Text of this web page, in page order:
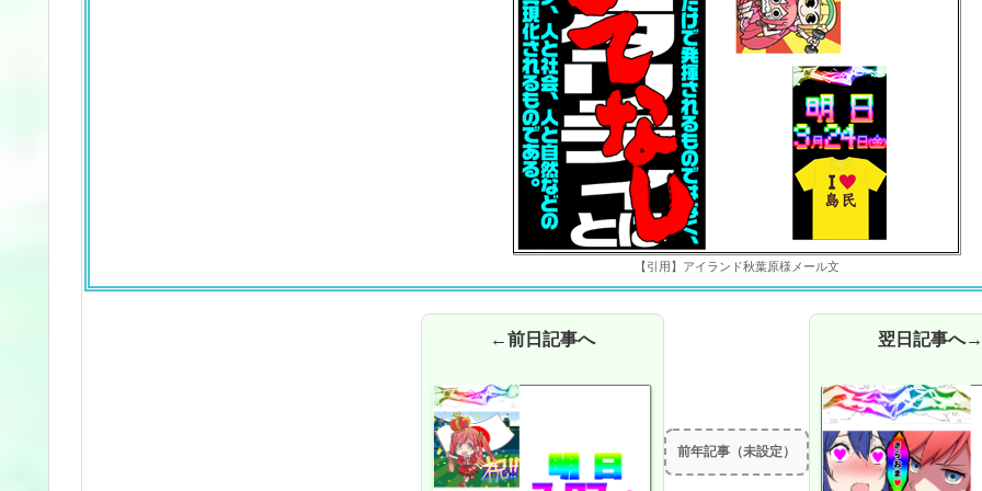
【引用】アイランド秋葉原様メール文
←前日記事へ
前年記事（未設定）
翌日記事へ→